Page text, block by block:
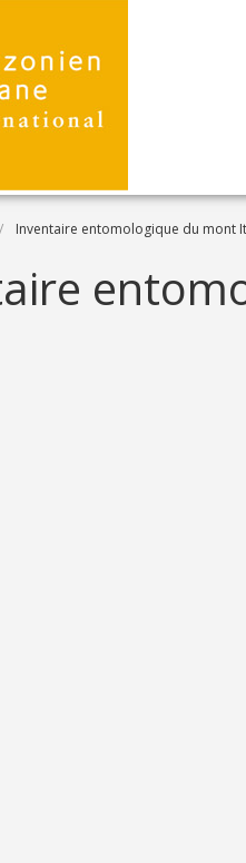
Inventaire entomologique du mont